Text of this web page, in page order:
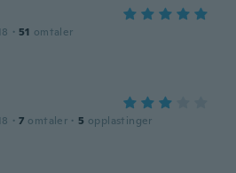
· 51 omtaler
· 7 omtaler · 5 opplastinger